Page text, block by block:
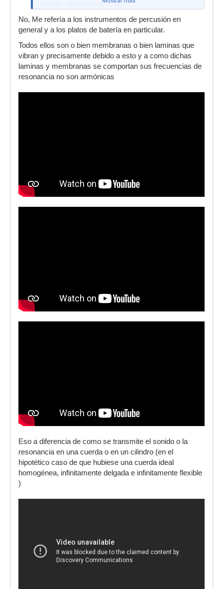
No sé... me he perdido aquí...
Esto me pasa por hablar de pianos.... leches, si
yo apenas toco el piano, para saber como se
Ay....
Abrazos!
No, Me refería a los instrumentos de percusión en
general y a los platos de batería en particular.
Todos ellos son o bien membranas o bien laminas que
vibran y precisamente debido a esto y a como dichas
laminas y membranas se comportan sus frecuencias de
resonancia no son armónicas
Eso a diferencia de como se transmite el sonido o la
resonancia en una cuerda o en un cilindro (en el
hipotético caso de que hubiese una cuerda ideal
homogénea, infinitamente delgada e infinitamente flexible
)